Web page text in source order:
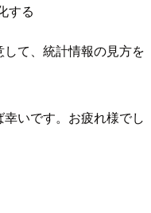
する
て、統計情報の見方を
いです。お疲れ様でし